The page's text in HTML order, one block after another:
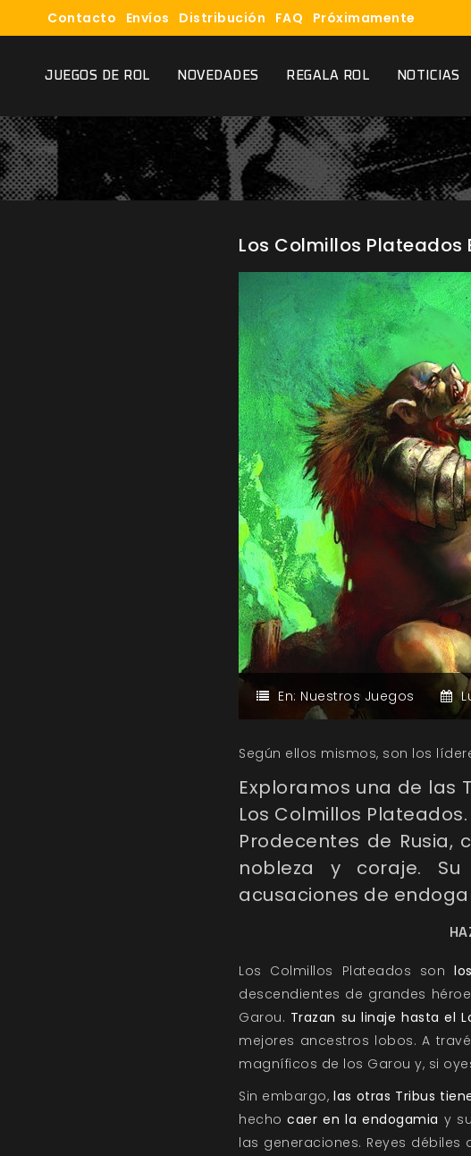
Contacto Envíos Distribución FAQ Próximamente
JUEGOS DE ROL NOVEDADES REGALA ROL NOTICIAS
Los Colmillos Plateados
En: Nuestros Juegos
Según ellos mismos, son los
Exploramos una de las
Los Colmillos Plateados.
Prodecentes de
nobleza y coraje.
acusaciones de
Los Colmillos Plateados son
descendientes de grandes
Garou. Trazan su linaje hasta el
mejores ancestros lobos. A
magníficos de los Garou y, si
Sin embargo,las otras Tribus
hechocaer en la endogamia y
las generaciones. Reyes